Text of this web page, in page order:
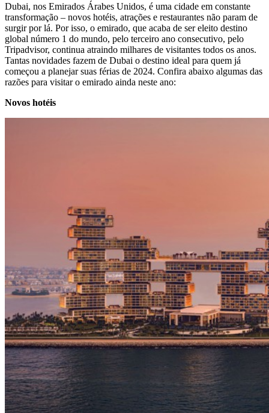
Dubai, nos Emirados Árabes Unidos, é uma cidade em constante
transformação – novos hotéis, atrações e restaurantes não param de
surgir por lá. Por isso, o emirado, que acaba de ser eleito destino
global número 1 do mundo, pelo terceiro ano consecutivo, pelo
Tripadvisor, continua atraindo milhares de visitantes todos os anos.
Tantas novidades fazem de Dubai o destino ideal para quem já
começou a planejar suas férias de 2024. Confira abaixo algumas das
razões para visitar o emirado ainda neste ano:
Novos hotéis